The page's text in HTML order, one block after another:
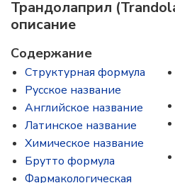
Трандолаприл
описание
Содержание
Структурная формула
Русское название
Английское название
Латинское название
Химическое название
Брутто формула
Фармакологическая